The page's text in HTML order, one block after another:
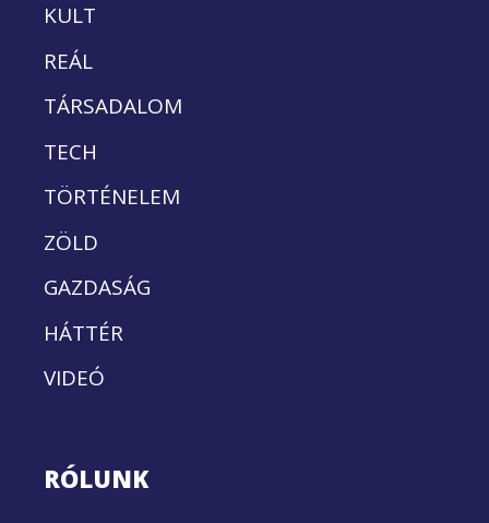
KULT
REÁL
TÁRSADALOM
TECH
TÖRTÉNELEM
ZÖLD
GAZDASÁG
HÁTTÉR
VIDEÓ
RÓLUNK